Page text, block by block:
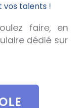
vos talents !
faire, en
dédié sur